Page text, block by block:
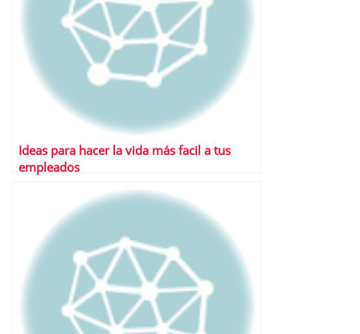
Ideas para hacer la vida más facil a tus
empleados